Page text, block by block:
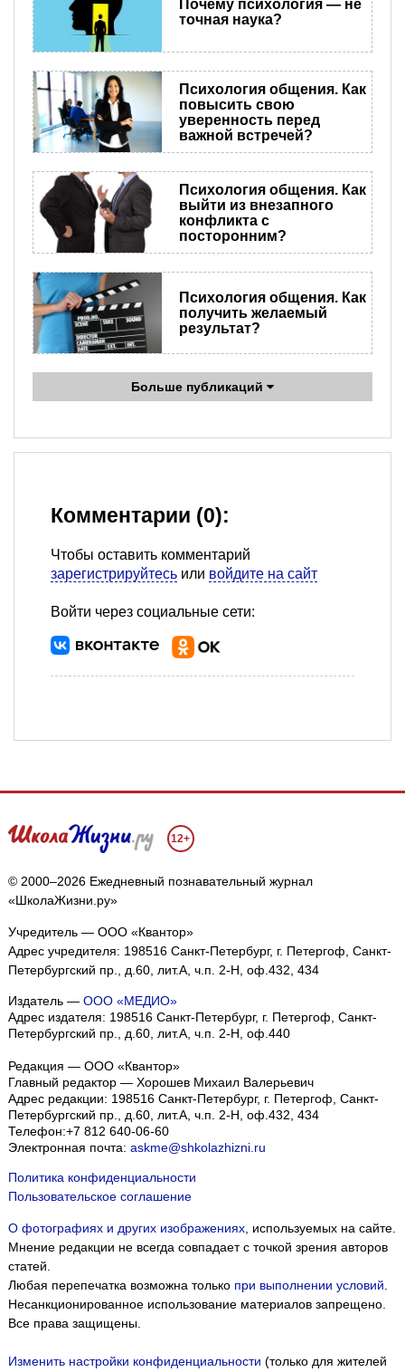
Почему психология — не
точная наука?
Психология общения. Как
повысить свою
уверенность перед
важной встречей?
Психология общения. Как
выйти из внезапного
конфликта с
посторонним?
Психология общения. Как
получить желаемый
результат?
Больше публикаций
Комментарии (0):
Чтобы оставить комментарий
зарегистрируйтесь или войдите на сайт
Войти через социальные сети:
12+
© 2000–2026 Ежедневный познавательный журнал
«ШколаЖизни.ру»
Учредитель — ООО «Квантор»
Адрес учредителя: 198516 Санкт-Петербург, г. Петергоф, Санкт-
Петербургский пр., д.60, лит.А, ч.п. 2-Н, оф.432, 434
Издатель — ООО «МЕДИО»
Адрес издателя: 198516 Санкт-Петербург, г. Петергоф, Санкт-
Петербургский пр., д.60, лит.А, ч.п. 2-Н, оф.440
Редакция — ООО «Квантор»
Главный редактор — Хорошев Михаил Валерьевич
Адрес редакции: 198516 Санкт-Петербург, г. Петергоф, Санкт-
Петербургский пр., д.60, лит.А, ч.п. 2-Н, оф.432, 434
Телефон:+7 812 640-06-60
Электронная почта: askme@shkolazhizni.ru
Политика конфиденциальности
Пользовательское соглашение
О фотографиях и других изображениях, используемых на сайте.
Мнение редакции не всегда совпадает с точкой зрения авторов
статей.
Любая перепечатка возможна только при выполнении условий.
Несанкционированное использование материалов запрещено.
Все права защищены.
Изменить настройки конфиденциальности (только для жителей